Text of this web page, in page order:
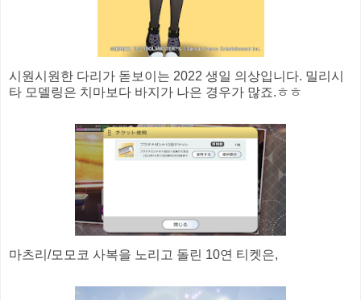
시원시원한 다리가 돋보이는 2022 생일 의상입니다. 밀리시
타 모델링은 치마보다 바지가 나은 경우가 많죠.ㅎㅎ
마츠리/모모코 사복을 노리고 돌린 10연 티켓은,